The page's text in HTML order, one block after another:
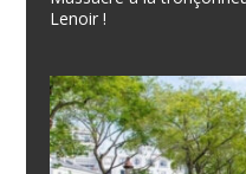
Lenoir !